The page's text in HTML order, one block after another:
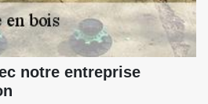
notre entreprise